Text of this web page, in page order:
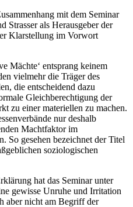
mit dem Seminar
Strasserals Herausgeber der
Klarstellung im Vorwort
Mächte‘ entsprang keinem
vielmehr die Träger des
die entscheidend dazu
Gleichberechtigung der
zu einer materiellen zu machen.
nur deshalb
Machtfaktor im
So gesehen bezeichnet der Titel
soziologischen
hat das Seminar unter
gewisse Unruhe und Irritation
aber nicht am Begriff der